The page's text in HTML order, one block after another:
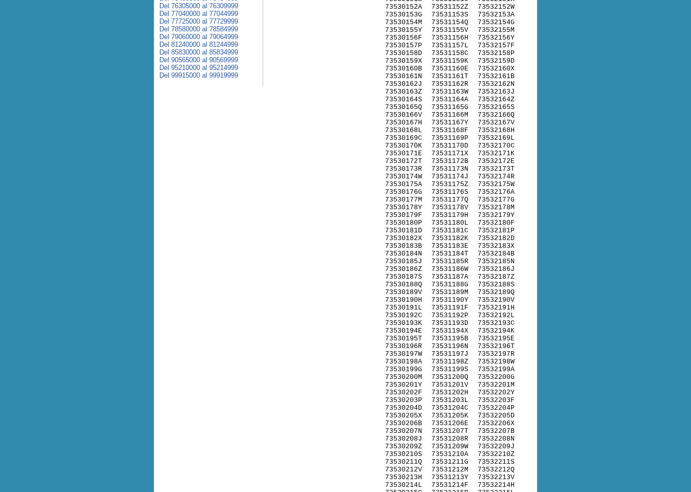
73530152A
73530153G
73530154M
73530155Y
73530156F
73530157P
73530158D
73530159X
73530160B
73530161N
73530162J
73530163Z
73530164S
73530165Q
73530166V
73530167H
73530168L
73530169C
73530170K
73530171E
73530172T
73530173R
73530174W
73530175A
73530176G
73530177M
73530178Y
73530179F
73530180P
73530181D
73530182X
73530183B
73530184N
73530185J
73530186Z
73530187S
73530188Q
73530189V
73530190H
73530191L
73530192C
73530193K
73530194E
73530195T
73530196R
73530197W
73530198A
73530199G
73530200M
73530201Y
73530202F
73530203P
73530204D
73530205X
73530206B
73530207N
73530208J
73530209Z
73530210S
73530211Q
73530212V
73530213H
73530214L
73531152Z
73531153S
73531154Q
73531155V
73531156H
73531157L
73531158C
73531159K
73531160E
73531161T
73531162R
73531163W
73531164A
73531165G
73531166M
73531167Y
73531168F
73531169P
73531170D
73531171X
73531172B
73531173N
73531174J
73531175Z
73531176S
73531177Q
73531178V
73531179H
73531180L
73531181C
73531182K
73531183E
73531184T
73531185R
73531186W
73531187A
73531188G
73531189M
73531190Y
73531191F
73531192P
73531193D
73531194X
73531195B
73531196N
73531197J
73531198Z
73531199S
73531200Q
73531201V
73531202H
73531203L
73531204C
73531205K
73531206E
73531207T
73531208R
73531209W
73531210A
73531211G
73531212M
73531213Y
73531214F
73532152W
73532153A
73532154G
73532155M
73532156Y
73532157F
73532158P
73532159D
73532160X
73532161B
73532162N
73532163J
73532164Z
73532165S
73532166Q
73532167V
73532168H
73532169L
73532170C
73532171K
73532172E
73532173T
73532174R
73532175W
73532176A
73532177G
73532178M
73532179Y
73532180F
73532181P
73532182D
73532183X
73532184B
73532185N
73532186J
73532187Z
73532188S
73532189Q
73532190V
73532191H
73532192L
73532193C
73532194K
73532195E
73532196T
73532197R
73532198W
73532199A
73532200G
73532201M
73532202Y
73532203F
73532204P
73532205D
73532206X
73532207B
73532208N
73532209J
73532210Z
73532211S
73532212Q
73532213V
73532214H
Del 76305000 al 76309999
Del 77040000 al 77044999
Del 77725000 al 77729999
Del 78580000 al 78584999
Del 79060000 al 79064999
Del 81240000 al 81244999
Del 85830000 al 85834999
Del 90565000 al 90569999
Del 95210000 al 95214999
Del 99915000 al 99919999